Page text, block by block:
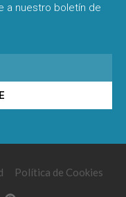
a nuestro boletín de
Política de Cookies